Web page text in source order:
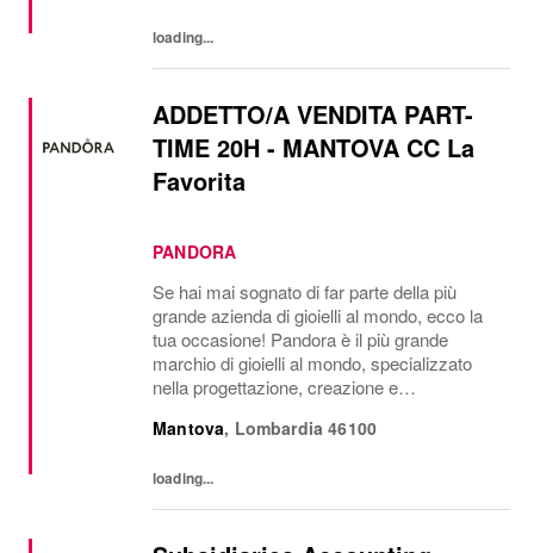
loading...
ADDETTO/A VENDITA PART-
TIME 20H - MANTOVA CC La
Favorita
PANDORA
Se hai mai sognato di far parte della più
grande azienda di gioielli al mondo, ecco la
tua occasione! Pandora è il più grande
marchio di gioielli al mondo, specializzato
nella progettazione, creazione e
accessibili realizzati con materiali di alta
Mantova, Lombardia 46100
loading...